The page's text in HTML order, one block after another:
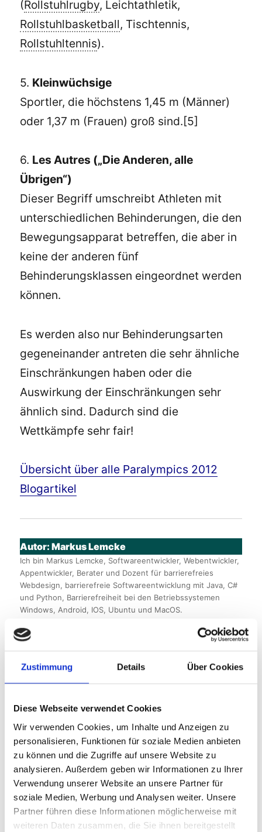
Zustimmung Details Über Cookies
Diese Webseite verwendet Cookies
Wir verwenden Cookies, um Inhalte und Anzeigen zu
personalisieren, Funktionen für soziale Medien anbieten
zu können und die Zugriffe auf unsere Website zu
analysieren. Außerdem geben wir Informationen zu Ihrer
Verwendung unserer Website an unsere Partner für
soziale Medien, Werbung und Analysen weiter. Unsere
Partner führen diese Informationen möglicherweise mit
weiteren Daten zusammen, die Sie ihnen bereitgestellt
(Rollstuhlrugby, Leichtathletik,
Rollstuhlbasketball, Tischtennis,
Rollstuhltennis).
5. Kleinwüchsige
Sportler, die höchstens 1,45 m (Männer)
oder 1,37 m (Frauen) groß sind.[5]
6. Les Autres („Die Anderen, alle
Übrigen“)
Dieser Begriff umschreibt Athleten mit
unterschiedlichen Behinderungen, die den
Bewegungsapparat betreffen, die aber in
keine der anderen fünf
Behinderungsklassen eingeordnet werden
können.
Es werden also nur Behinderungsarten
gegeneinander antreten die sehr ähnliche
Einschränkungen haben oder die
Auswirkung der Einschränkungen sehr
ähnlich sind. Dadurch sind die
Wettkämpfe sehr fair!
Übersicht über alle Paralympics 2012
Blogartikel
Autor: Markus Lemcke
Ich bin Markus Lemcke, Softwareentwickler, Webentwickler,
Appentwickler, Berater und Dozent für barrierefreies
Webdesign, barrierefreie Softwareentwicklung mit Java, C#
und Python, Barrierefreiheit bei den Betriebssystemen
Windows, Android, IOS, Ubuntu und MacOS.
Ein Kommentar zu „Paralympics:
Wie können unterschiedliche
Behinderungen fair verglichen
werden?“
Michael Thodesagt: